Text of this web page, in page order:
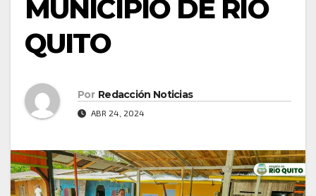
MUNICIPIO DE RÍO
QUITO
Por Redacción Noticias
ABR 24, 2024